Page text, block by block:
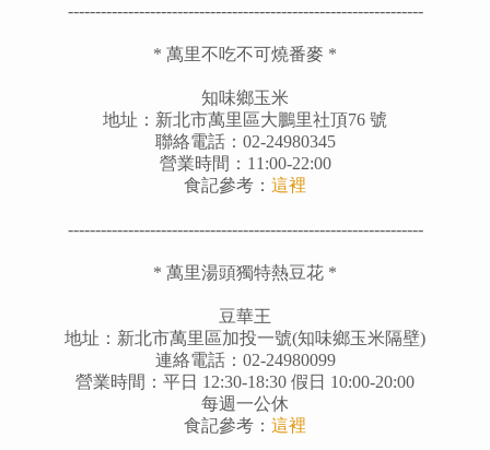
-----------------------------------------------------------------
* 萬里不吃不可燒番麥 *
知味鄉玉米
地址： 新北市萬里區大鵬里社頂76 號
聯絡電話：02-24980345
營業時間：11:00-22:00
食記參考 ： 這裡
-----------------------------------------------------------------
* 萬里湯頭獨特熱豆花 *
豆華王
地址：新北市萬里區加投一號(知味鄉玉米隔壁)
連絡電話： 02-24980099
營業時間：平日 12:30-18:30 假日 10:00-20:00
每週一公休
食記參考 ： 這裡